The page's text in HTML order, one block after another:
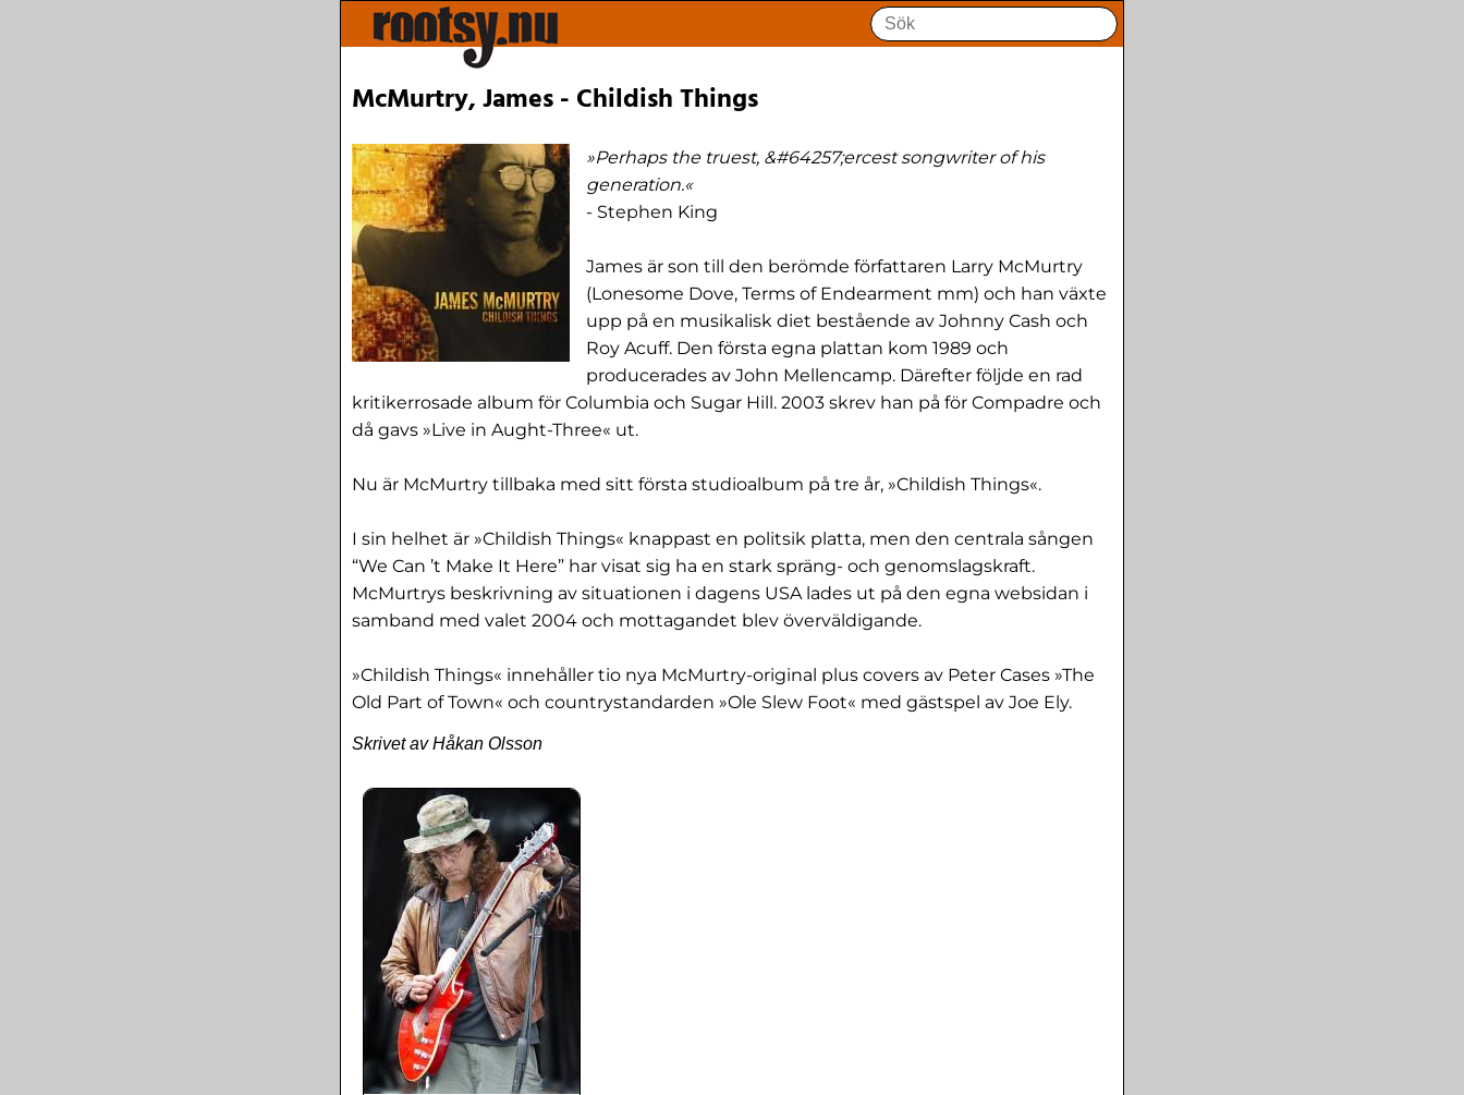
McMurtry, James - Childish Things
»Perhaps the truest, &#64257;ercest songwriter of his
generation.«
- Stephen King
James är son till den berömde författaren Larry McMurtry
(Lonesome Dove, Terms of Endearment mm) och han växte
upp på en musikalisk diet bestående av Johnny Cash och
Roy Acuff. Den första egna plattan kom 1989 och
producerades av John Mellencamp. Därefter följde en rad
kritikerrosade album för Columbia och Sugar Hill. 2003 skrev han på för Compadre och
då gavs »Live in Aught-Three« ut.
Nu är McMurtry tillbaka med sitt första studioalbum på tre år, »Childish Things«.
I sin helhet är »Childish Things« knappast en politsik platta, men den centrala sången
“We Can ’t Make It Here” har visat sig ha en stark spräng- och genomslagskraft.
McMurtrys beskrivning av situationen i dagens USA lades ut på den egna websidan i
samband med valet 2004 och mottagandet blev överväldigande.
»Childish Things« innehåller tio nya McMurtry-original plus covers av Peter Cases »The
Old Part of Town« och countrystandarden »Ole Slew Foot« med gästspel av Joe Ely.
Skrivet av Håkan Olsson